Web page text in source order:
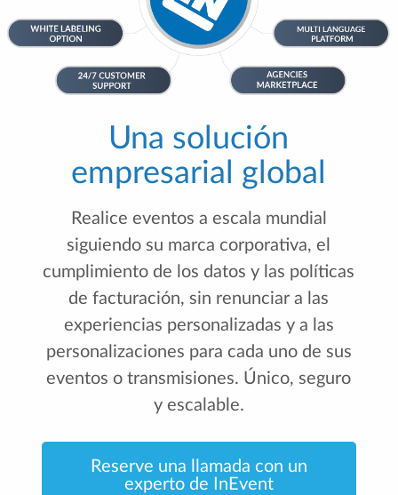
Una solución
empresarial global
Realice eventos a escala mundial
siguiendo su marca corporativa, el
cumplimiento de los datos y las políticas
de facturación, sin renunciar a las
experiencias personalizadas y a las
personalizaciones para cada uno de sus
eventos o transmisiones. Único, seguro
y escalable.
Reserve una llamada con un
experto de InEvent